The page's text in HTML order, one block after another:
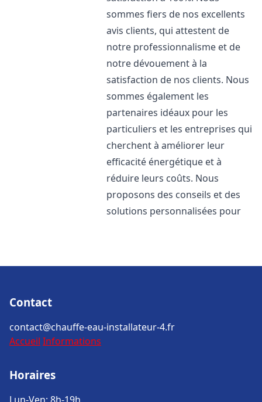
sommes fiers de nos excellents
avis clients, qui attestent de
notre professionnalisme et de
notre dévouement à la
satisfaction de nos clients. Nous
sommes également les
partenaires idéaux pour les
particuliers et les entreprises qui
cherchent à améliorer leur
efficacité énergétique et à
réduire leurs coûts. Nous
proposons des conseils et des
solutions personnalisées pour
Contact
contact@chauffe-eau-installateur-4.fr
Accueil Informations
Horaires